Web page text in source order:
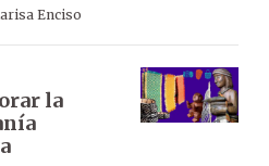
Enciso
la